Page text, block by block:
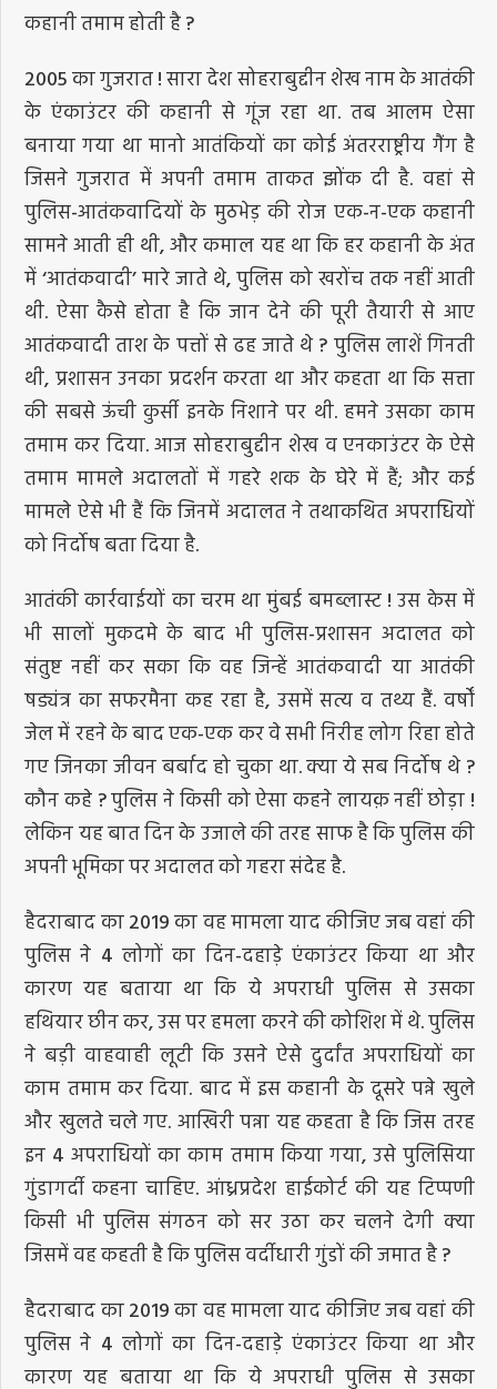
कहानी तमाम होती है ?
2005 का गुजरात ! सारा देश सोहराबुद्दीन शेख नाम के आतंकी
के एंकाउंटर की कहानी से गूंज रहा था. तब आलम ऐसा
बनाया गया था मानो आतंकियों का कोई अंतरराष्ट्रीय गैंग है
जिसने गुजरात में अपनी तमाम ताकत झोंक दी है. वहां से
पुलिस-आतंकवादियों के मुठभेड़ की रोज एक-न-एक कहानी
सामने आती ही थी, और कमाल यह था कि हर कहानी के अंत
में ‘आतंकवादी’ मारे जाते थे, पुलिस को खरोंच तक नहीं आती
थी. ऐसा कैसे होता है कि जान देने की पूरी तैयारी से आए
आतंकवादी ताश के पत्तों से ढह जाते थे ? पुलिस लाशें गिनती
थी, प्रशासन उनका प्रदर्शन करता था और कहता था कि सत्ता
की सबसे ऊंची कुर्सी इनके निशाने पर थी. हमने उसका काम
तमाम कर दिया. आज सोहराबुद्दीन शेख व एनकाउंटर के ऐसे
तमाम मामले अदालतों में गहरे शक के घेरे में हैं; और कई
मामले ऐसे भी हैं कि जिनमें अदालत ने तथाकथित अपराधियों
को निर्दोष बता दिया है.
आतंकी कार्रवाईयों का चरम था मुंबई बमब्लास्ट ! उस केस में
भी सालों मुकदमे के बाद भी पुलिस-प्रशासन अदालत को
संतुष्ट नहीं कर सका कि वह जिन्हें आतंकवादी या आतंकी
षड्यंत्र का सफरमैना कह रहा है, उसमें सत्य व तथ्य हैं. वर्षों
जेल में रहने के बाद एक-एक कर वे सभी निरीह लोग रिहा होते
गए जिनका जीवन बर्बाद हो चुका था. क्या ये सब निर्दोष थे ?
कौन कहे ? पुलिस ने किसी को ऐसा कहने लायक़ नहीं छोड़ा !
लेकिन यह बात दिन के उजाले की तरह साफ है कि पुलिस की
अपनी भूमिका पर अदालत को गहरा संदेह है.
हैदराबाद का 2019 का वह मामला याद कीजिए जब वहां की
पुलिस ने 4 लोगों का दिन-दहाड़े एंकाउंटर किया था और
कारण यह बताया था कि ये अपराधी पुलिस से उसका
हथियार छीन कर, उस पर हमला करने की कोशिश में थे. पुलिस
ने बड़ी वाहवाही लूटी कि उसने ऐसे दुर्दांत अपराधियों का
काम तमाम कर दिया. बाद में इस कहानी के दूसरे पन्ने खुले
और खुलते चले गए. आखिरी पन्ना यह कहता है कि जिस तरह
इन 4 अपराधियों का काम तमाम किया गया, उसे पुलिसिया
गुंडागर्दी कहना चाहिए. आंध्रप्रदेश हाईकोर्ट की यह टिप्पणी
किसी भी पुलिस संगठन को सर उठा कर चलने देगी क्या
जिसमें वह कहती है कि पुलिस वर्दीधारी गुंडों की जमात है ?
हैदराबाद का 2019 का वह मामला याद कीजिए जब वहां की
पुलिस ने 4 लोगों का दिन-दहाड़े एंकाउंटर किया था और
कारण यह बताया था कि ये अपराधी पुलिस से उसका